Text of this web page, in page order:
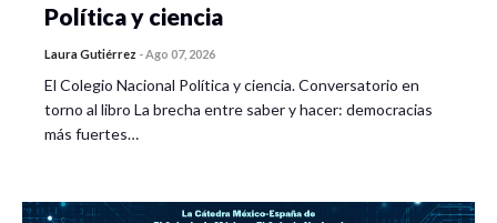
Política y ciencia
Laura Gutiérrez -Ago 07, 2026
El Colegio Nacional Política y ciencia. Conversatorio en
torno al libro La brecha entre saber y hacer: democracias
más fuertes…